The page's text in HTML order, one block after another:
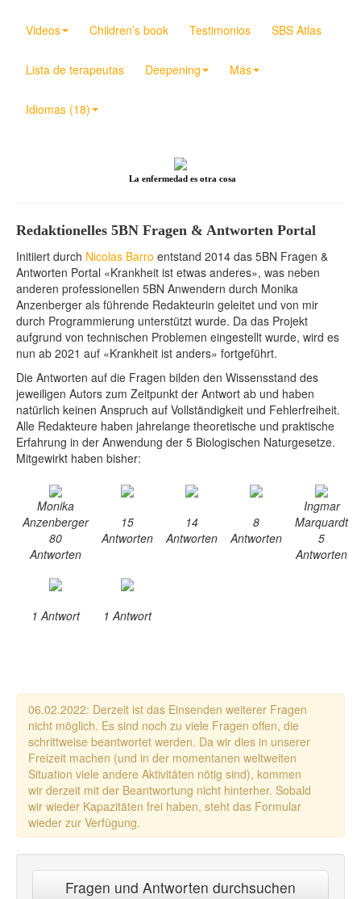
Videos Children’s book Testimonios SBS Atlas
Lista de terapeutas Deepening Más
Idiomas (18)
La enfermedad es otra cosa
Redaktionelles 5BN Fragen & Antworten Portal
Initiiert durch Nicolas Barro entstand 2014 das 5BN Fragen &
Antworten Portal «Krankheit ist etwas anderes», was neben
anderen professionellen 5BN Anwendern durch Monika
Anzenberger als führende Redakteurin geleitet und von mir
durch Programmierung unterstützt wurde. Da das Projekt
aufgrund von technischen Problemen eingestellt wurde, wird es
nun ab 2021 auf «Krankheit ist anders» fortgeführt.
Die Antworten auf die Fragen bilden den Wissensstand des
jeweiligen Autors zum Zeitpunkt der Antwort ab und haben
natürlich keinen Anspruch auf Vollständigkeit und Fehlerfreiheit.
Alle Redakteure haben jahrelange theoretische und praktische
Erfahrung in der Anwendung der 5 Biologischen Naturgesetze.
Mitgewirkt haben bisher:
Monika
Anzenberger
80
Antworten
15
Antworten
14
Antworten
8
Antworten
Ingmar
Marquardt
5
Antworten
1 Antwort 1 Antwort
06.02.2022: Derzeit ist das Einsenden weiterer Fragen
nicht möglich. Es sind noch zu viele Fragen offen, die
schrittweise beantwortet werden. Da wir dies in unserer
Freizeit machen (und in der momentanen weltweiten
Situation viele andere Aktivitäten nötig sind), kommen
wir derzeit mit der Beantwortung nicht hinterher. Sobald
wir wieder Kapazitäten frei haben, steht das Formular
wieder zur Verfügung.
Fragen und Antworten durchsuchen